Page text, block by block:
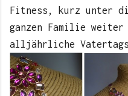
Fitness, kurz unter
ganzen Familie weiter
alljährliche